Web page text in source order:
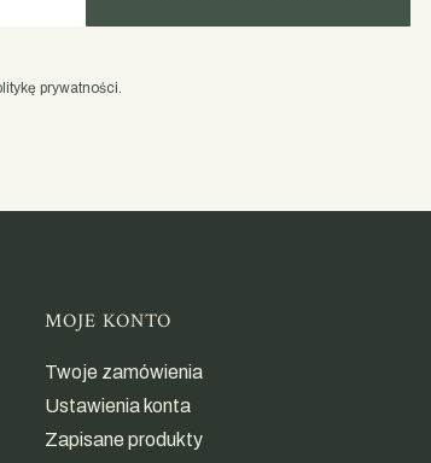
prywatności.
MOJE KONTO
Twoje zamówienia
Ustawienia konta
Zapisane produkty